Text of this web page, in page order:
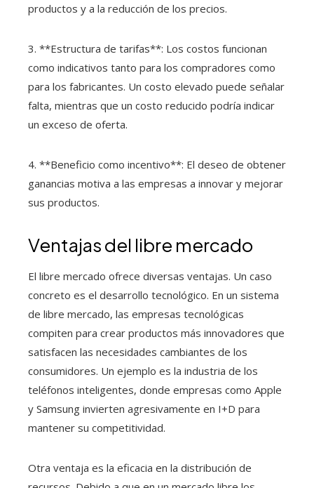
productos y a la reducción de los precios.
3. **Estructura de tarifas**: Los costos funcionan
como indicativos tanto para los compradores como
para los fabricantes. Un costo elevado puede señalar
falta, mientras que un costo reducido podría indicar
un exceso de oferta.
4. **Beneficio como incentivo**: El deseo de obtener
ganancias motiva a las empresas a innovar y mejorar
sus productos.
Ventajas del libre mercado
El libre mercado ofrece diversas ventajas. Un caso
concreto es el desarrollo tecnológico. En un sistema
de libre mercado, las empresas tecnológicas
compiten para crear productos más innovadores que
satisfacen las necesidades cambiantes de los
consumidores. Un ejemplo es la industria de los
teléfonos inteligentes, donde empresas como Apple
y Samsung invierten agresivamente en I+D para
mantener su competitividad.
Otra ventaja es la eficacia en la distribución de